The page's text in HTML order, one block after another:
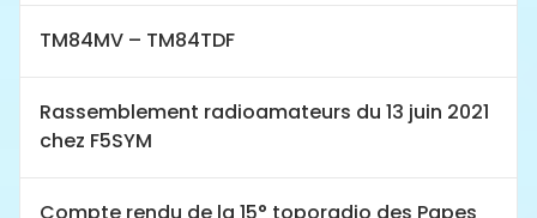
TM84MV – TM84TDF
Rassemblement radioamateurs du 13 juin 2021
chez F5SYM